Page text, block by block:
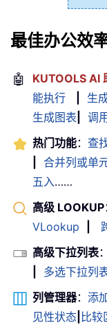
最佳办公效
🤖 KUTOOLS AI
能执行
生
生成图表
调
热门功能： 查
合并列或单
五入……
高级 LOOKUP
VLookup
高级下拉列表：
多选下拉列
列管理器： 添
见性状态 比较